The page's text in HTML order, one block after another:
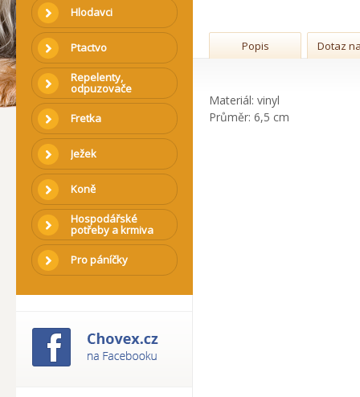
Hlodavci
Ptactvo
Repelenty,
odpuzovače
Fretka
Ježek
Koně
Hospodářské
potřeby a krmiva
Pro páníčky
Popis Dotaz
Materiál: vinyl
Průměr: 6,5 cm